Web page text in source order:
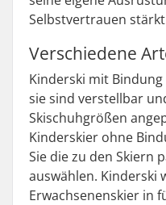
Selbstvertrauen
Verschiedene
Kinderski mit
sie sind verstellbar
Skischuhgrößen
Kinderskier ohne
Sie die zu den Skiern
auswählen. Kinderski
Erwachsenenskier in